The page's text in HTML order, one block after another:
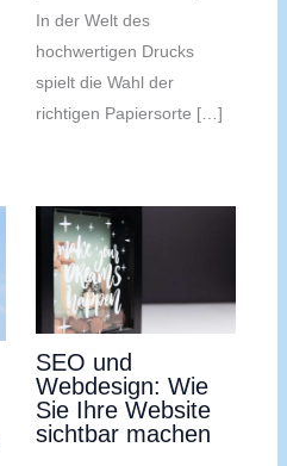
In der Welt des
hochwertigen Drucks
spielt die Wahl der
richtigen Papiersorte […]
SEO und
Webdesign: Wie
Sie Ihre Website
sichtbar machen